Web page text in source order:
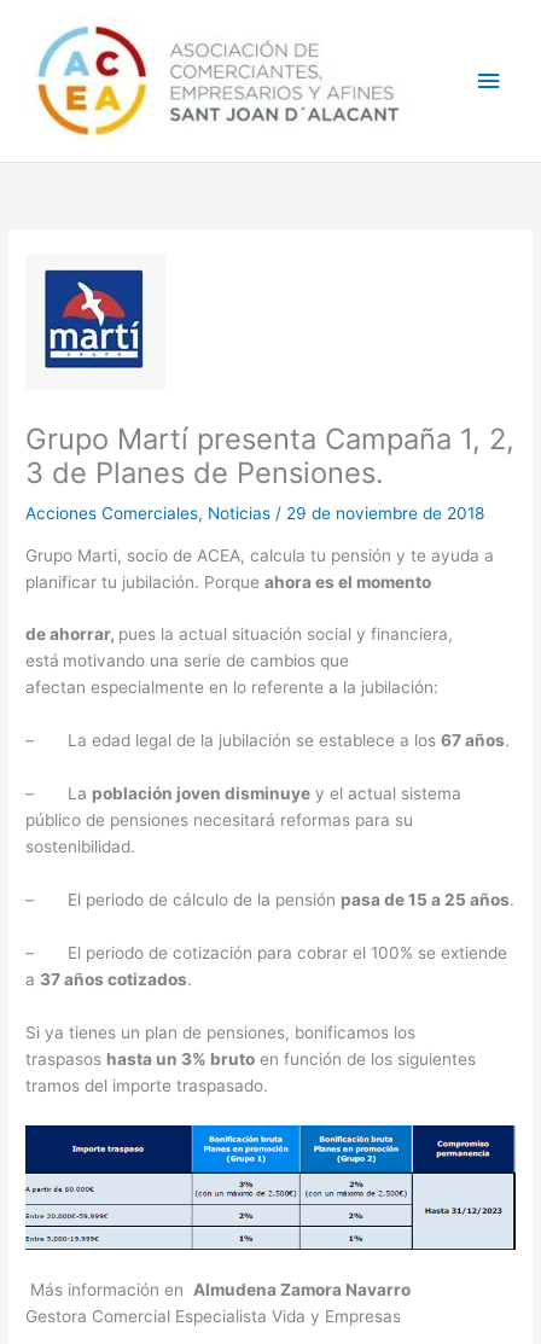
contenido
Grupo Martí presenta Campaña 1, 2,
3 de Planes de Pensiones.
Acciones Comerciales, Noticias / 29 de noviembre de 2018
Grupo Marti, socio de ACEA, calcula tu pensión y te ayuda a
planificar tu jubilación. Porqueahora es el momento
de ahorrar, pues la actual situación social y financiera,
está motivando una serie de cambios que
afectanespecialmente en lo referente a la jubilación:
– La edad legal de la jubilación se establece a los67 años.
– La población joven disminuye y el actual sistema
público de pensiones necesitará reformas para su
sostenibilidad.
– El periodo de cálculo de la pensión pasa de 15 a 25 años.
– El periodo de cotización para cobrar el 100% se extiende
a 37 años cotizados.
Si ya tienes un plan de pensiones, bonificamos los
traspasos hasta un 3% bruto en función de los siguientes
tramos del importe traspasado.
Más información en Almudena Zamora Navarro
Gestora Comercial Especialista Vida y Empresas